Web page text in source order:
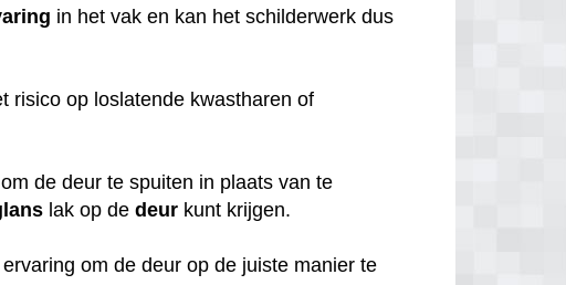
in het vak en kan het schilderwerk dus
risico op loslatende kwastharen of
de deur te spuiten in plaats van te
lak op dedeur kunt krijgen.
om de deur op de juiste manier te